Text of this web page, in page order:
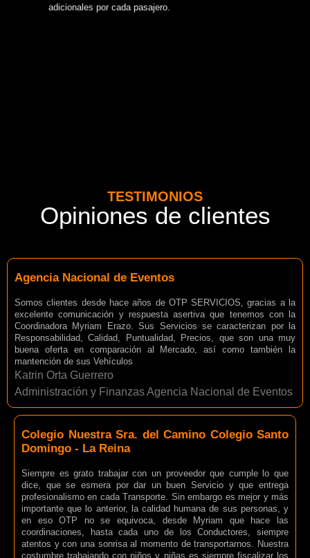
adicionales por cada pasajero.
TESTIMONIOS
Opiniones de clientes
Agencia Nacional de Eventos
Somos clientes desde hace años de OTP SERVICIOS, gracias a la
excelente comunicación y respuesta asertiva que tenemos con la
Coordinadora Myriam Erazo. Sus Servicios se caracterizan por la
Responsabilidad, Calidad, Puntualidad, Precios, que son una muy
buena oferta en comparación al Mercado, así como también la
mantención de sus Vehículos
Katrin Orta Guerrero
Administración y Finanzas Agencia Nacional de Eventos
Colegio Nuestra Sra. del Camino Colegio Santo
Domingo - La Reina
Siempre es grato trabajar con un proveedor que cumple lo que
dice, que se esmera por dar un buen Servicio y que entrega
profesionalismo en cada Transporte. Sin embargo es mejor y más
importante que lo anterior, la calidad humana de sus personas, y
en eso OTP no se equivoca, desde Myriam que hace las
coordinaciones, hasta cada uno de los Conductores, siempre
atentos y con una sonrisa al momento de transportarnos. Nuestra
costumbre trabajando con niños y niñas es siempre fiscalizar los